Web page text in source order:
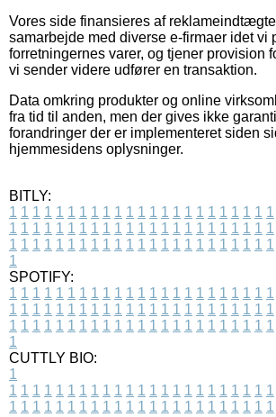
Vores side finansieres af
samarbejde med diverse e-firmaer idet vi
forretningernes varer, og tjener provision
vi sender videre udfører en transaktion.
Data omkring produkter og online
fra tid til anden, men der gives ikke
forandringer der er implementeret siden
hjemmesidens oplysninger.
BITLY:
1 1 1 1 1 1 1 1 1 1 1 1 1 1 1 1 1 1 1 1 1 1 1
1 1 1 1 1 1 1 1 1 1 1 1 1 1 1 1 1 1 1 1 1 1 1
1 1 1 1 1 1 1 1 1 1 1 1 1 1 1 1 1 1 1 1 1 1 1
1
SPOTIFY:
1 1 1 1 1 1 1 1 1 1 1 1 1 1 1 1 1 1 1 1 1 1 1
1 1 1 1 1 1 1 1 1 1 1 1 1 1 1 1 1 1 1 1 1 1 1
1 1 1 1 1 1 1 1 1 1 1 1 1 1 1 1 1 1 1 1 1 1 1
1
CUTTLY BIO:
1
1 1 1 1 1 1 1 1 1 1 1 1 1 1 1 1 1 1 1 1 1 1 1
1 1 1 1 1 1 1 1 1 1 1 1 1 1 1 1 1 1 1 1 1 1 1